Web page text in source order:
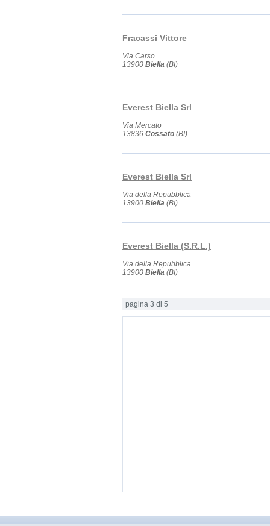
Fracassi Vittore
Via Carso
13900 Biella (BI)
Everest Biella Srl
Via Mercato
13836 Cossato (BI)
Everest Biella Srl
Via della Repubblica
13900 Biella (BI)
Everest Biella (S.R.L.)
Via della Repubblica
13900 Biella (BI)
pagina 3 di 5